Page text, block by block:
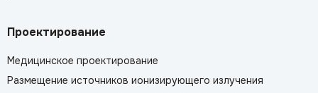
Проектирование
Медицинское проектирование
Размещение источников ионизирующего излучения